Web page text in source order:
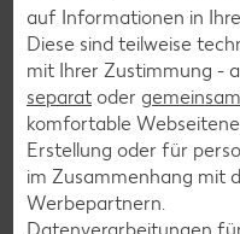
Pfannkuchen-Rezepte
Plätzchen-Rezepte
Smoothie-Rezepte
Bowle-Rezepte
auf Informationen in
Diese sind teilweise
mit Ihrer Zustimmung -
separat oder
komfortable
Erstellung oder für
im Zusammenhang mit
Werbepartnern.
Datenverarbeitungen